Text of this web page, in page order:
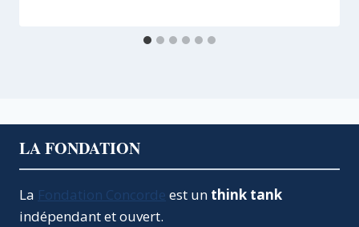
LA FONDATION
La Fondation Concorde est un think tank
indépendant et ouvert.